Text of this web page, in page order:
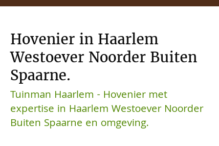
Hovenier in Haarlem
Westoever Noorder Buiten
Spaarne.
Tuinman Haarlem - Hovenier met
expertise in Haarlem Westoever Noorder
Buiten Spaarne en omgeving.